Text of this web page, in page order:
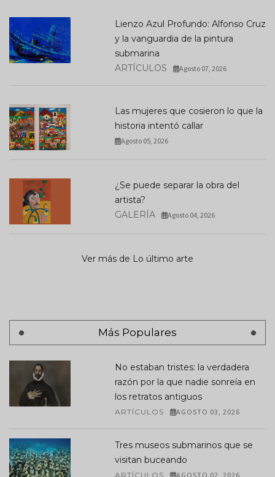
Lienzo Azul Profundo: Alfonso Cruz
y la vanguardia de la pintura
submarina
ARTÍCULOS
Agosto 07, 2026
Las mujeres que cosieron lo que la
historia intentó callar
Agosto 05, 2026
¿Se puede separar la obra del
artista?
GALERÍA
Agosto 04, 2026
Ver más de Lo último arte
Más Populares
No estaban tristes: la verdadera
razón por la que nadie sonreía en
los retratos antiguos
ARTÍCULOS AGOSTO 03, 2026
Tres museos submarinos que se
visitan buceando
ARTÍCULOS AGOSTO 02, 2026